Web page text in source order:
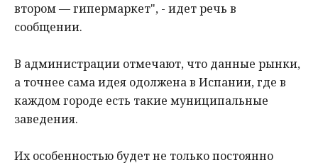
втором — гипермаркет", - идет речь в
сообщении.
В администрации отмечают, что данные рынки,
а точнее сама идея одолжена в Испании, где в
каждом городе есть такие муниципальные
заведения.
Их особенностью будет не только постоянно